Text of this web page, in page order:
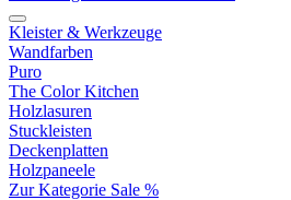
Kleister & Werkzeuge
Wandfarben
Puro
The Color Kitchen
Holzlasuren
Stuckleisten
Deckenplatten
Holzpaneele
Zur Kategorie Sale %